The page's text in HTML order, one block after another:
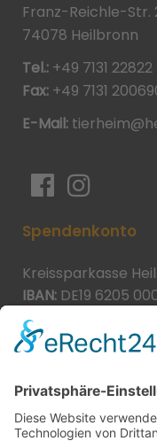
Franz-Reichle-Str.
74078 Heilbronn
Tel.: +49 7131 22822
Fax: +49 7131
E-Mail:
Spendenkonto
Kreissparkasse
IBAN: DE19 6205
BIC:
Spende direkt via
JETZT SPENDEN